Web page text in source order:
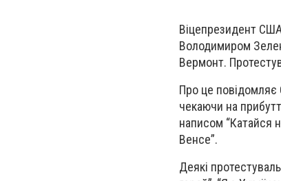
Віцепрезидент
Володимиром
Вермонт.
Про це повідомляє
чекаючи на
написом “Катайся
Венсе”.
Деякі